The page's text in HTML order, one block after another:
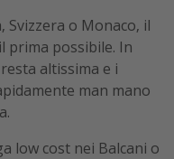
Svizzera o Monaco, il
prima possibile. In
altissima e i
man mano
low cost nei Balcani o